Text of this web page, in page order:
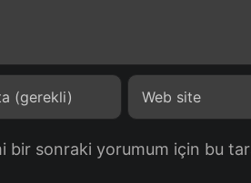
bir sonraki yorumum için bu